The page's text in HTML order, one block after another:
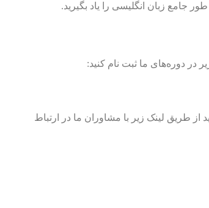
جامع زبان انگلیسی را یاد بگیرید.
در دوره‌های ما ثبت نام کنید:
از طریق لینک زیر با مشاوران ما در ارتباط